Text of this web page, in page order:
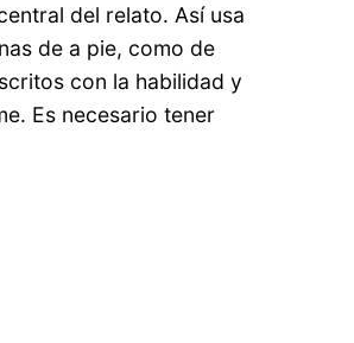
del relato. Así usa
de a pie, como de
con la habilidad y
Es necesario tener